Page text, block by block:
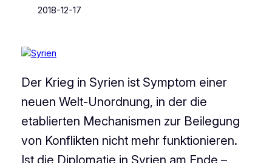
2018-12-17
Der Krieg in Syrien ist Symptom einer
neuen Welt-Unordnung, in der die
etablierten Mechanismen zur Beilegung
von Konflikten nicht mehr funktionieren.
Ist die Diplomatie in Syrien am Ende –